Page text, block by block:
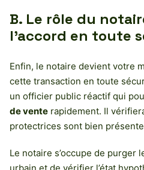
B. Le rôle du
l’accord en toute
Enfin, le notaire devient votre
cette transaction en toute
un officier public réactif qui
de vente rapidement. Il
protectrices sont bien
Le notaire s’occupe de purger